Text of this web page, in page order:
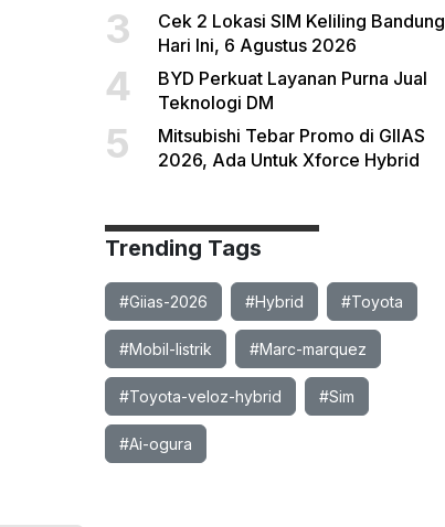
3
Cek 2 Lokasi SIM Keliling Bandung
Hari Ini, 6 Agustus 2026
4
BYD Perkuat Layanan Purna Jual
Teknologi DM
5
Mitsubishi Tebar Promo di GIIAS
2026, Ada Untuk Xforce Hybrid
Trending Tags
#Giias-2026 #Hybrid #Toyota
#Mobil-listrik #Marc-marquez
#Toyota-veloz-hybrid #Sim
#Ai-ogura